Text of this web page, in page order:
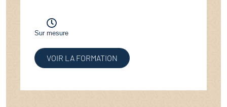
Sur mesure
VOIR LA FORMATION